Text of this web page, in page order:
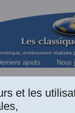
ajouts Nous
et les